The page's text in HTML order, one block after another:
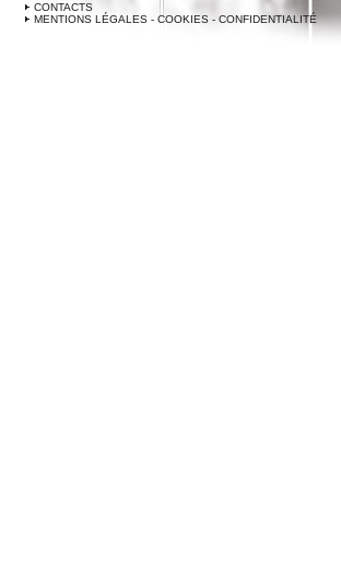
CONTACTS
MENTIONS LÉGALES - COOKIES - CONFIDENTIALITÉ